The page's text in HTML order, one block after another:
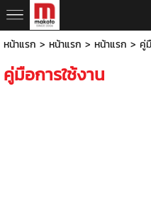
หน้าแรก > หน้าแรก > หน้าแรก > คู่
คู่มือการใช้งาน